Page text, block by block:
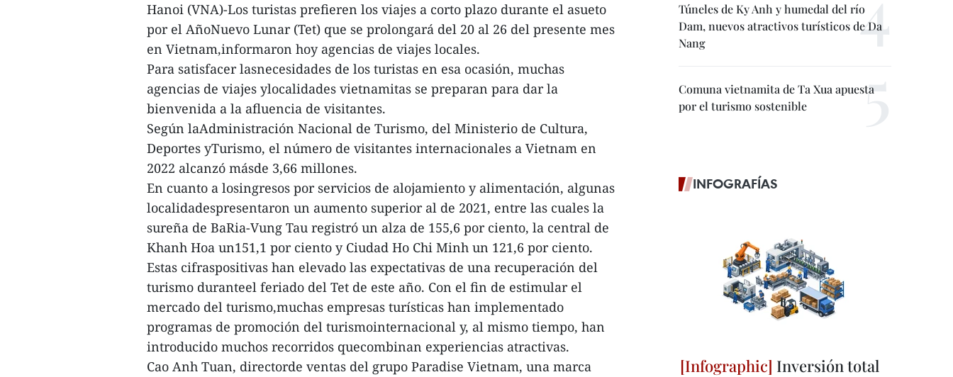
Hanoi (VNA)-Los turistas prefieren los viajes a corto plazo durante el asueto
por el AñoNuevo Lunar (Tet) que se prolongará del 20 al 26 del presente mes
en Vietnam,informaron hoy agencias de viajes locales.
Para satisfacer lasnecesidades de los turistas en esa ocasión, muchas
agencias de viajes ylocalidades vietnamitas se preparan para dar la
bienvenida a la afluencia de visitantes.
Según laAdministración Nacional de Turismo, del Ministerio de Cultura,
Deportes yTurismo, el número de visitantes internacionales a Vietnam en
2022 alcanzó másde 3,66 millones.
En cuanto a losingresos por servicios de alojamiento y alimentación, algunas
localidadespresentaron un aumento superior al de 2021, entre las cuales la
sureña de BaRia-Vung Tau registró un alza de 155,6 por ciento, la central de
Khanh Hoa un151,1 por ciento y Ciudad Ho Chi Minh un 121,6 por ciento.
Estas cifraspositivas han elevado las expectativas de una recuperación del
turismo duranteel feriado del Tet de este año. Con el fin de estimular el
mercado del turismo,muchas empresas turísticas han implementado
programas de promoción del turismointernacional y, al mismo tiempo, han
introducido muchos recorridos quecombinan experiencias atractivas.
Cao Anh Tuan, directorde ventas del grupo Paradise Vietnam, una marca
Túneles de Ky Anh y humedal del río
Dam, nuevos atractivos turísticos de Da
Nang
Comuna vietnamita de Ta Xua apuesta
por el turismo sostenible
INFOGRAFÍAS
Inversión total